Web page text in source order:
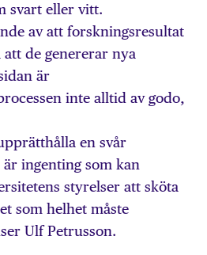
svart eller vitt.
av att forskningsresultat
de genererar nya
är
inte alltid av godo,
en svår
är ingenting som kan
styrelser att sköta
som helhet måste
Ulf Petrusson.